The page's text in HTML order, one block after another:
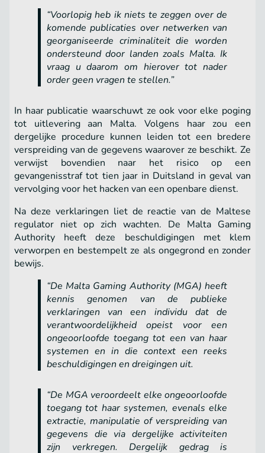
“Voorlopig heb ik niets te zeggen over de
komende publicaties over netwerken van
georganiseerde criminaliteit die worden
ondersteund door landen zoals Malta. Ik
vraag u daarom om hierover tot nader
order geen vragen te stellen.”
In haar publicatie waarschuwt ze ook voor elke poging
tot uitlevering aan Malta. Volgens haar zou een
dergelijke procedure kunnen leiden tot een bredere
verspreiding van de gegevens waarover ze beschikt. Ze
verwijst bovendien naar het risico op een
gevangenisstraf tot tien jaar in Duitsland in geval van
vervolging voor het hacken van een openbare dienst.
Na deze verklaringen liet de reactie van de Maltese
regulator niet op zich wachten. De Malta Gaming
Authority heeft deze beschuldigingen met klem
verworpen en bestempelt ze als ongegrond en zonder
bewijs.
“De Malta Gaming Authority (MGA) heeft
kennis genomen van de publieke
verklaringen van een individu dat de
verantwoordelijkheid opeist voor een
ongeoorloofde toegang tot een van haar
systemen en in die context een reeks
beschuldigingen en dreigingen uit.
“De MGA veroordeelt elke ongeoorloofde
toegang tot haar systemen, evenals elke
extractie, manipulatie of verspreiding van
gegevens die via dergelijke activiteiten
zijn verkregen. Dergelijk gedrag is